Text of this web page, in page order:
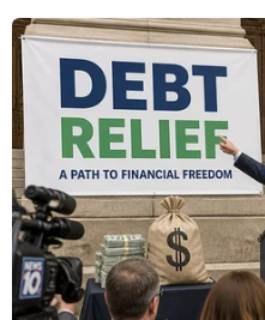
Murray lần đầu tiên đăng
Getty
Andy Murray đã khép
hoàn hảo của mình
trước Novak Djokovic